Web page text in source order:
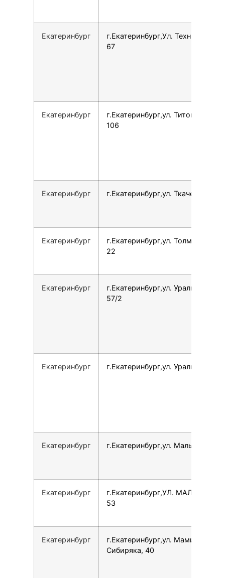
Екатеринбург
г.Екатеринбург,Ул. Техническая,
67
Екатеринбург
г.Екатеринбург,ул. Титова, 19А,
106
Екатеринбург г.Екатеринбург,ул. Ткачей, 21
Екатеринбург
г.Екатеринбург,ул. Толмачёва,
22
Екатеринбург
г.Екатеринбург,ул. Уральская,
57/2
Екатеринбург г.Екатеринбург,ул. Уральская, 77
Екатеринбург г.Екатеринбург,ул. Малышева, 5
Екатеринбург
г.Екатеринбург,УЛ. МАЛЫШЕВА,
53
Екатеринбург
г.Екатеринбург,ул. Мамина-
Сибиряка, 40